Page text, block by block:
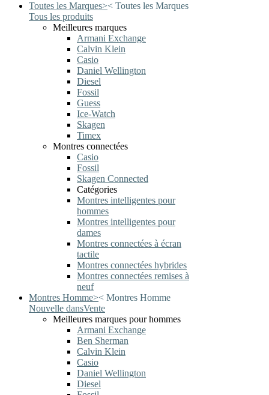
Toutes les Marques>< Toutes les Marques
Tous les produits
Meilleures marques
Armani Exchange
Calvin Klein
Casio
Daniel Wellington
Diesel
Fossil
Guess
Ice-Watch
Skagen
Timex
Montres connectées
Casio
Fossil
Skagen Connected
Catégories
Montres intelligentes pour
hommes
Montres intelligentes pour
dames
Montres connectées à écran
tactile
Montres connectées hybrides
Montres connectées remises à
neuf
Montres Homme>< Montres Homme
Nouvelle dansVente
Meilleures marques pour hommes
Armani Exchange
Ben Sherman
Calvin Klein
Casio
Daniel Wellington
Diesel